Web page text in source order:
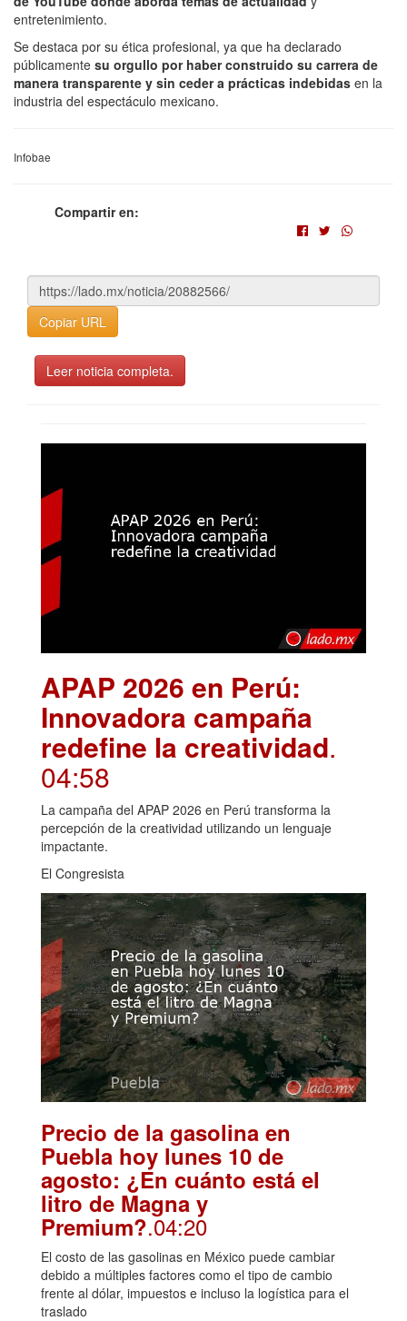
entretenimiento.
Se destaca por su ética profesional, ya que ha declarado
públicamente su orgullo por haber construido su carrera de
manera transparente y sin ceder a prácticas indebidas en la
industria del espectáculo mexicano.
Infobae
Compartir en:
Copiar URL
Leer noticia completa.
APAP 2026 en Perú:
Innovadora campaña
redefine la creatividad.
04:58
La campaña del APAP 2026 en Perú transforma la
percepción de la creatividad utilizando un lenguaje
impactante.
El Congresista
Precio de la gasolina en
Puebla hoy lunes 10 de
agosto: ¿En cuánto está el
litro de Magna y
Premium?.04:20
El costo de las gasolinas en México puede cambiar
debido a múltiples factores como el tipo de cambio
frente al dólar, impuestos e incluso la logística para el
traslado